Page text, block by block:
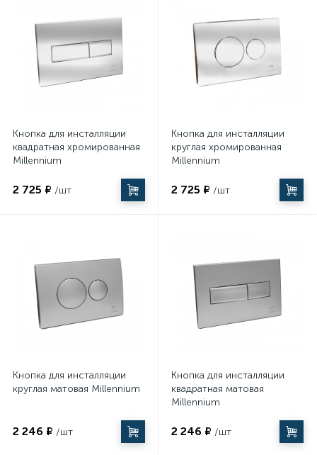
Кнопка для инсталляции
квадратная хромированная
Millennium
2 725 ₽ /шт
Кнопка для инсталляции
круглая хромированная
Millennium
2 725 ₽ /шт
Кнопка для инсталляции
круглая матовая Millennium
2 246 ₽ /шт
Кнопка для инсталляции
квадратная матовая
Millennium
2 246 ₽ /шт